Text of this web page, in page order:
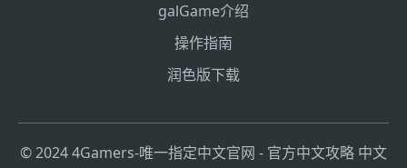
galGame介绍
操作指南
润色版下载
© 2024 4Gamers-唯一指定中文官网 - 官方中文攻略 中文